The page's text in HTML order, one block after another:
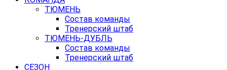
ТЮМЕНЬ
Состав команды
Тренерский штаб
ТЮМЕНЬ-ДУБЛЬ
Состав команды
Тренерский штаб
СЕЗОН